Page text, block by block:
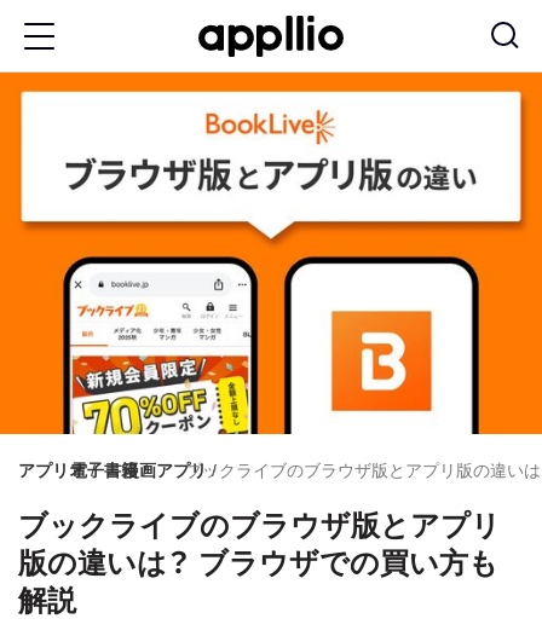
アプリオ電子書籍漫画アプリブックライブのブラウザ版とアプリ版の違い
ブックライブのブラウザ版とアプリ
版の違いは？ ブラウザでの買い方も
解説